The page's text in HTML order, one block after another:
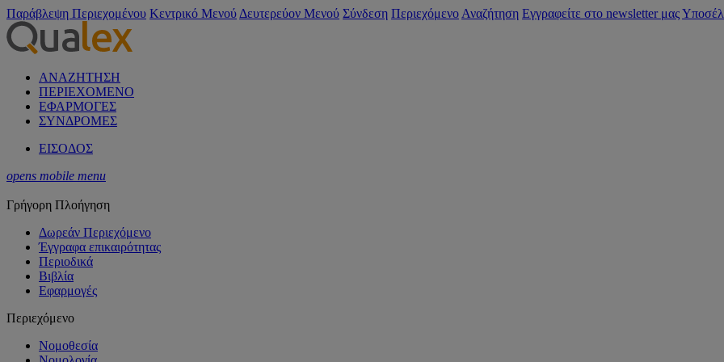
Παράβλεψη Περιεχομένου Κεντρικό Μενού Δευτερεύον Μενού Σύνδεση Περιεχόμενο Αναζήτηση Εγγραφείτε στο newsletter μας
ΑΝΑΖΗΤΗΣΗ
ΠΕΡΙΕΧΟΜΕΝΟ
ΕΦΑΡΜΟΓΕΣ
ΣΥΝΔΡΟΜΕΣ
ΕΙΣΟΔΟΣ
opens mobile menu
Γρήγορη Πλοήγηση
Δωρεάν Περιεχόμενο
Έγγραφα επικαιρότητας
Περιοδικά
Βιβλία
Εφαρμογές
Περιεχόμενο
Νομοθεσία